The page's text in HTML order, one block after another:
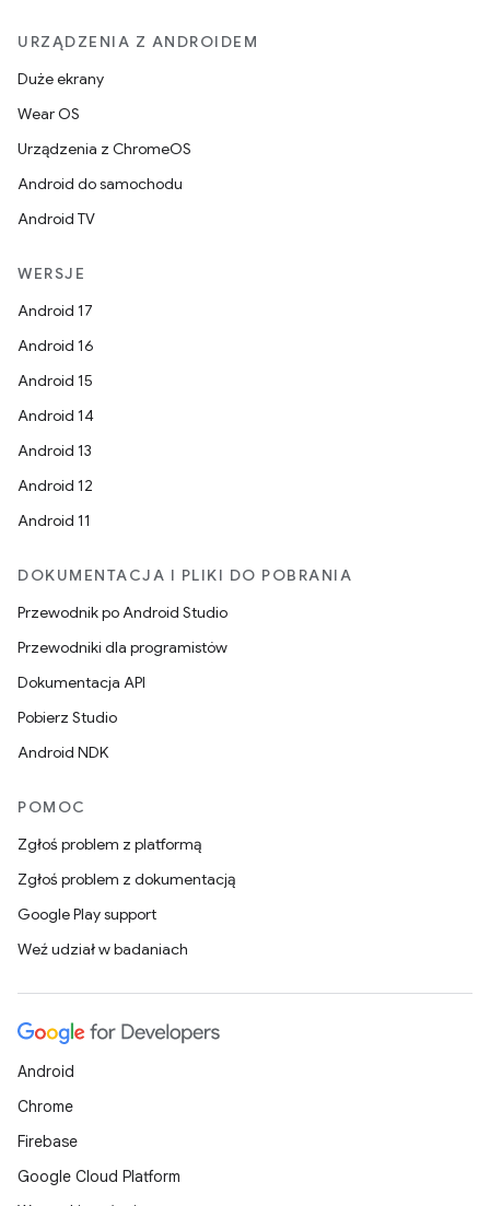
URZĄDZENIA Z ANDROIDEM
Duże ekrany
Wear OS
Urządzenia z ChromeOS
Android do samochodu
Android TV
WERSJE
Android 17
Android 16
Android 15
Android 14
Android 13
Android 12
Android 11
DOKUMENTACJA I PLIKI DO POBRANIA
Przewodnik po Android Studio
Przewodniki dla programistów
Dokumentacja API
Pobierz Studio
Android NDK
POMOC
Zgłoś problem z platformą
Zgłoś problem z dokumentacją
Google Play support
Weź udział w badaniach
Android
Chrome
Firebase
Google Cloud Platform